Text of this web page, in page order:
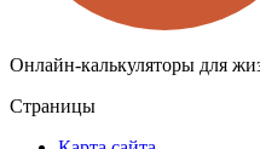
Онлайн-калькуляторы для
Страницы